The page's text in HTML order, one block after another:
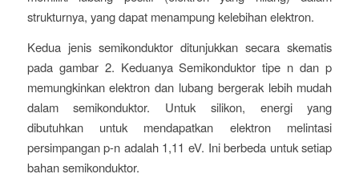
strukturnya, yang dapat menampung kelebihan elektron.
Kedua jenis semikonduktor ditunjukkan secara skematis
pada gambar 2. Keduanya Semikonduktor tipe n dan p
memungkinkan elektron dan lubang bergerak lebih mudah
dalam semikonduktor. Untuk silikon, energi yang
dibutuhkan untuk mendapatkan elektron melintasi
persimpangan p-n adalah 1,11 eV. Ini berbeda untuk setiap
bahan semikonduktor.